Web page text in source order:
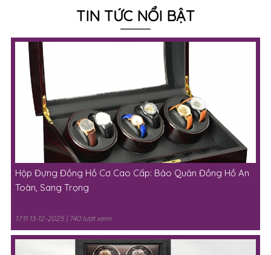
TIN TỨC NỔI BẬT
Hộp Đựng Đồng Hồ Cơ Cao Cấp: Bảo Quản Đồng Hồ An
Toàn, Sang Trọng
17:11 13-12-2025 | 740 lượt xem